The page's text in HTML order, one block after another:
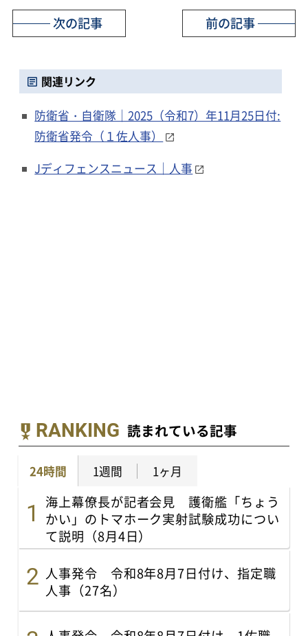
前の記事
次の記事
関連リンク
防衛省・自衛隊｜2025（令和7）年11月25日付:
防衛省発令（１佐人事）
Jディフェンスニュース｜人事
RANKING 読まれている記事
24時間 1週間 1ヶ月
海上幕僚長が記者会見 護衛艦「ちょう
かい」のトマホーク実射試験成功につい
て説明（8月4日）
人事発令 令和8年8月7日付け、指定職
人事（27名）